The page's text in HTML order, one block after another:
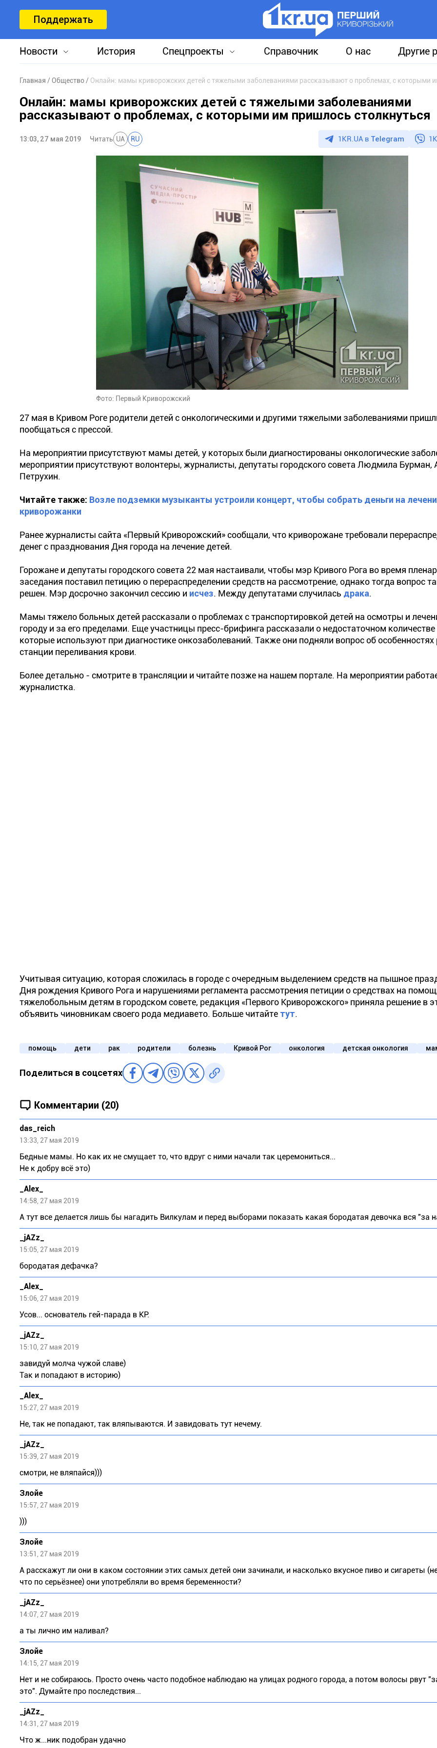
Поддержать
Новости История Спецпроекты Справочник О нас Другие
Главная Общество
Онлайн: мамы криворожских детей с тяжелыми заболеваниями
рассказывают о проблемах, с которыми им пришлось столкнуться
13:03, 27 мая 2019 Читать UA RU 1KR.UA в Telegram
Фото: Первый Криворожский
27 мая в Кривом Роге родители детей с онкологическими и другими тяжелыми заболеваниями
пообщаться с прессой.
На мероприятии присутствуют мамы детей, у которых были диагностированы онкологические
мероприятии присутствуют волонтеры, журналисты, депутаты городского совета Людмила Бурман,
Петрухин.
Читайте также: Возле подземки музыканты устроили концерт, чтобы собрать деньги на
криворожанки
Ранее журналисты сайта «Первый Криворожский» сообщали, что криворожане требовали
денег с празднования Дня города на лечение детей.
Горожане и депутаты городского совета 22 мая настаивали, чтобы мэр Кривого Рога во время
заседания поставил петицию о перераспределении средств на рассмотрение, однако тогда вопрос
решен. Мэр досрочно закончил сессию и исчез. Между депутатами случилась драка.
Мамы тяжело больных детей рассказали о проблемах с транспортировкой детей на осмотры и
городу и за его пределами. Еще участницы пресс-брифинга рассказали о недостаточном количестве
которые используют при диагностике онкозаболеваний. Также они подняли вопрос об
станции переливания крови.
Более детально - смотрите в трансляции и читайте позже на нашем портале. На мероприятии
журналистка.
Учитывая ситуацию, которая сложилась в городе с очередным выделением средств на пышное
Дня рождения Кривого Рога и нарушениями регламента рассмотрения петиции о средствах на
тяжелобольным детям в городском совете, редакция «Первого Криворожского» приняла решение в
объявить чиновникам своего рода медиавето. Больше читайте тут.
помощь дети рак родители болезнь Кривой Рог онкология детская онкология
Поделиться в соцсетях
Комментарии (20)
das_reich
13:33, 27 мая 2019
Бедные мамы. Но как их не смущает то, что вдруг с ними начали так церемониться...
Не к добру всё это)
_Alеx_
14:58, 27 мая 2019
А тут все делается лишь бы нагадить Вилкулам и перед выборами показать какая бородатая девочка вся "за
_jAZz_
15:05, 27 мая 2019
бородатая дефачка?
_Alеx_
15:06, 27 мая 2019
Усов... основатель гей-парада в КР.
_jAZz_
15:10, 27 мая 2019
завидуй молча чужой славе)
Так и попадают в историю)
_Alеx_
15:27, 27 мая 2019
Не, так не попадают, так вляпываются. И завидовать тут нечему.
_jAZz_
15:39, 27 мая 2019
смотри, не вляпайся)))
Злойе
15:57, 27 мая 2019
)))
Злойе
13:51, 27 мая 2019
А расскажут ли они в каком состоянии этих самых детей они зачинали, и насколько вкусное пиво и сигареты
что по серьёзнее) они употребляли во время беременности?
_jAZz_
14:07, 27 мая 2019
а ты лично им наливал?
Злойе
14:15, 27 мая 2019
Нет и не собираюсь. Просто очень часто подобное наблюдаю на улицах родного города, а потом волосы рвут
это". Думайте про последствия...
_jAZz_
14:31, 27 мая 2019
Что ж...ник подобран удачно